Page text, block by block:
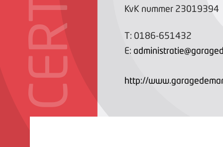
KvK nummer 23019394
T: 0186-651432
E:
http://